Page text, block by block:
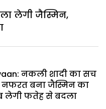
लेगी जैस्मिन,
नकली शादी का सच
बना जैस्मिन का
लेगी फतेह से बदला